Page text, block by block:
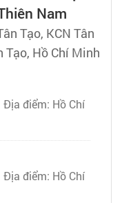
Nam
Tạo, KCN Tân
Tạo, Hồ Chí Minh
Địa điểm: Hồ Chí
Địa điểm: Hồ Chí